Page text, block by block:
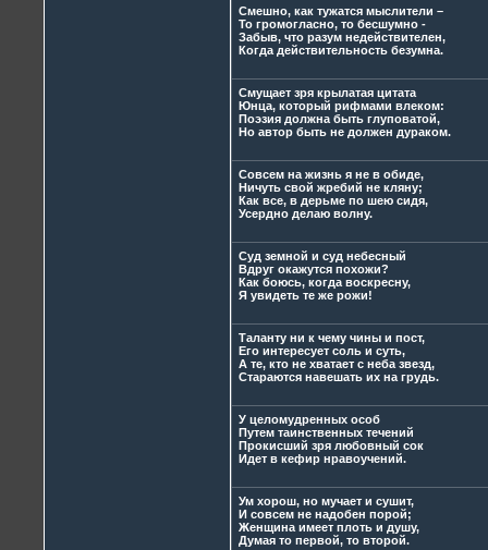
Смешно, как тужатся мыслители –
То громогласно, то бесшумно -
Забыв, что разум недействителен,
Когда действительность безумна.
Смущает зря крылатая цитата
Юнца, который рифмами влеком:
Поэзия должна быть глуповатой,
Но автор быть не должен дураком.
Совсем на жизнь я не в обиде,
Ничуть свой жребий не кляну;
Как все, в дерьме по шею сидя,
Усердно делаю волну.
Суд земной и суд небесный
Вдруг окажутся похожи?
Как боюсь, когда воскресну,
Я увидеть те же рожи!
Таланту ни к чему чины и пост,
Его интересует соль и суть,
А те, кто не хватает с неба звезд,
Стараются навешать их на грудь.
У целомудренных особ
Путем таинственных течений
Прокисший зря любовный сок
Идет в кефир нравоучений.
Ум хорош, но мучает и сушит,
И совсем не надобен порой;
Женщина имеет плоть и душу,
Думая то первой, то второй.